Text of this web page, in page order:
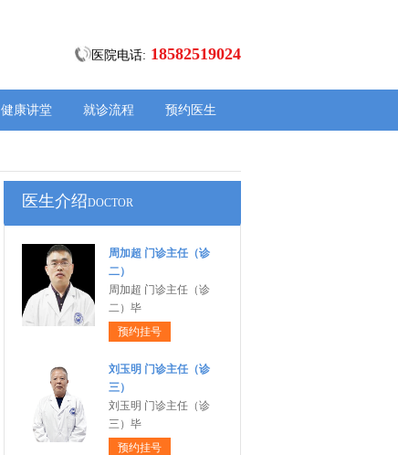
医院电话: 18582519024
健康讲堂 就诊流程 预约医生
医生介绍DOCTOR
周加超 门诊主任（诊
二）
周加超 门诊主任（诊
二）毕
预约挂号
刘玉明 门诊主任（诊
三）
刘玉明 门诊主任（诊
三）毕
预约挂号